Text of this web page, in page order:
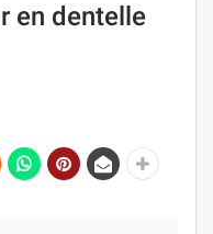
en dentelle